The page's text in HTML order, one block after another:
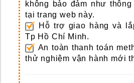
không bảo đảm như
tại trang web này.
Hỗ trợ giao hàng và
Tp Hồ Chí Minh.
An toàn thanh toán
thử nghiệm vận hành mới